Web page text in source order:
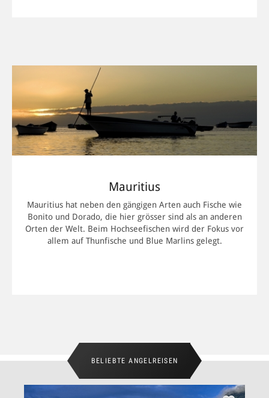
Mauritius
Mauritius hat neben den gängigen Arten auch Fische wie
Bonito und Dorado, die hier grösser sind als an anderen
Orten der Welt. Beim Hochseefischen wird der Fokus vor
allem auf Thunfische und Blue Marlins gelegt.
BELIEBTE ANGELREISEN